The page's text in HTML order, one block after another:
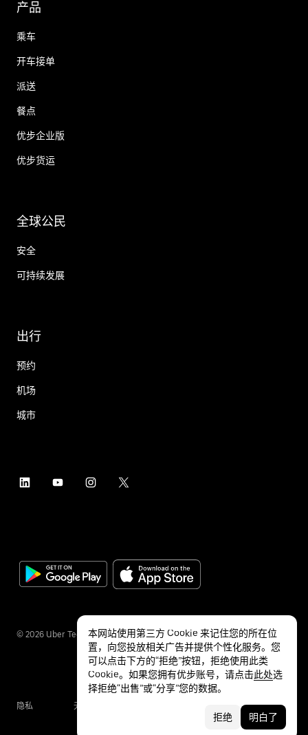
产品
乘车
开车接单
派送
餐点
优步企业版
优步货运
全球公民
安全
可持续发展
出行
预约
机场
城市
© 2026 Uber Technologies Inc.
隐私 无障碍服务
本网站使用第三方 Cookie 来记住您的所在位
置，向您投放相关广告并提供个性化服务。您
可以点击下方的“拒绝”按钮，拒绝使用此类
Cookie。如果您拥有优步账号，请点击此处选
择拒绝“出售”或“分享”您的数据。
拒绝 明白了